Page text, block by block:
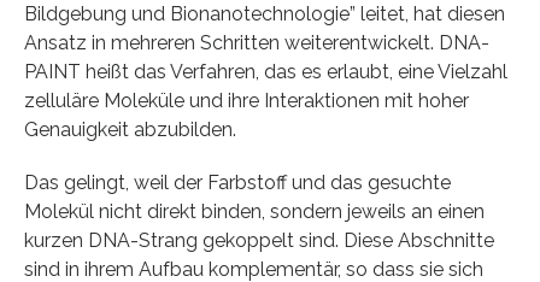
Bildgebung und Bionanotechnologie” leitet, hat diesen
Ansatz in mehreren Schritten weiterentwickelt. DNA-
PAINT heißt das Verfahren, das es erlaubt, eine Vielzahl
zelluläre Moleküle und ihre Interaktionen mit hoher
Genauigkeit abzubilden.
Das gelingt, weil der Farbstoff und das gesuchte
Molekül nicht direkt binden, sondern jeweils an einen
kurzen DNA-Strang gekoppelt sind. Diese Abschnitte
sind in ihrem Aufbau komplementär, so dass sie sich